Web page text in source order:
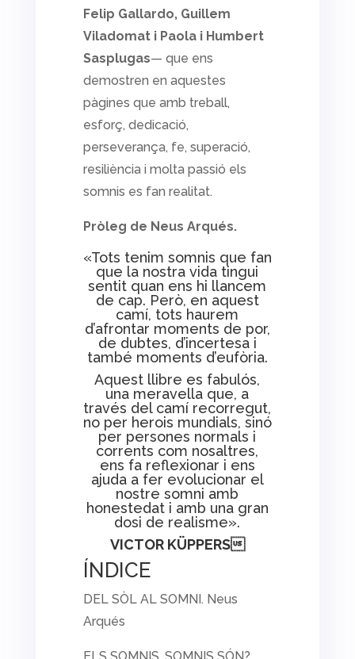
Felip Gallardo, Guillem
Viladomat i Paola i Humbert
Sasplugas— que ens
demostren en aquestes
pàgines que amb treball,
esforç, dedicació,
perseverança, fe, superació,
resiliència i molta passió els
somnis es fan realitat.
Pròleg de Neus Arqués.
«Tots tenim somnis que fan
que la nostra vida tingui
sentit quan ens hi llancem
de cap. Però, en aquest
camí, tots haurem
d’afrontar moments de por,
de dubtes, d’incertesa i
també moments d’eufòria.
Aquest llibre es fabulós,
una meravella que, a
través del camí recorregut,
no per herois mundials, sinó
per persones normals i
corrents com nosaltres,
ens fa reflexionar i ens
ajuda a fer evolucionar el
nostre somni amb
honestedat i amb una gran
dosi de realisme».
VICTOR KÜPPERS
ÍNDICE
DEL SÒL AL SOMNI. Neus
Arqués
ELS SOMNIS, SOMNIS SÓN?